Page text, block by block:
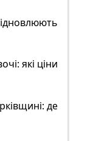
які ціни
де